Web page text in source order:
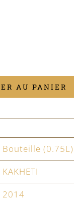
AU PANIER
Bouteille (0.75L)
KAKHETI
2014